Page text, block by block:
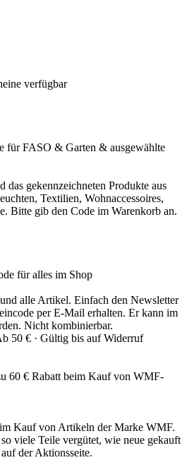
verfügbar
für FASO & Garten & ausgewählte
gekennzeichneten Produkte aus
Textilien, Wohnaccessoires,
Bitte gib den Code im Warenkorb an.
für alles im Shop
alle Artikel. Einfach den Newsletter
per E-Mail erhalten. Er kann im
Nicht kombinierbar.
50 € · Gültig bis auf Widerruf
60 € Rabatt beim Kauf von WMF-
Kauf von Artikeln der Marke WMF.
viele Teile vergütet, wie neue gekauft
der Aktionsseite.